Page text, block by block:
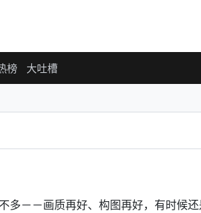
榜 大吐槽
多－－画质再好、构图再好，有时候